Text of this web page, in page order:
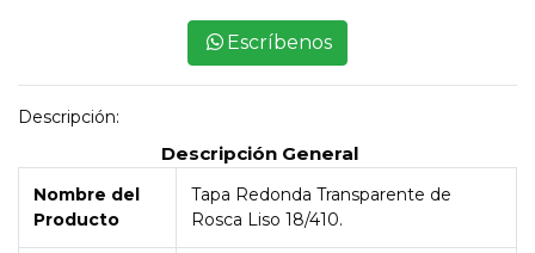
Escríbenos
Descripción:
Descripción General
Nombre del
Producto
Tapa Redonda Transparente de
Rosca Liso 18/410.